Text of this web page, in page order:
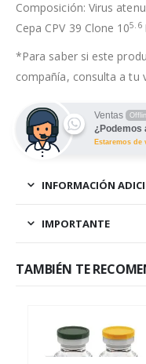
Composición: Virus
Cepa CPV 39 Clone 105.6
*Para saber si este
compañía, consulta a tu
Ventas
¿Podemos
Estaremos de
INFORMACIÓN
IMPORTANTE
TAMBIÉN TE